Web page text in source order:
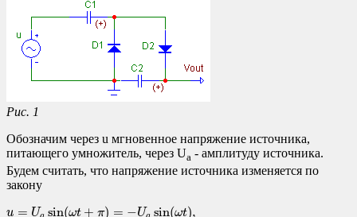
Рис. 1
Обозначим через u мгновенное напряжение источника,
питающего умножитель, через Ua - амплитуду источника.
Будем считать, что напряжение источника изменяется по
закону
u = U sin(ωt + π) = −U sin(ωt),
u= a sin ω + )= sin ω ,